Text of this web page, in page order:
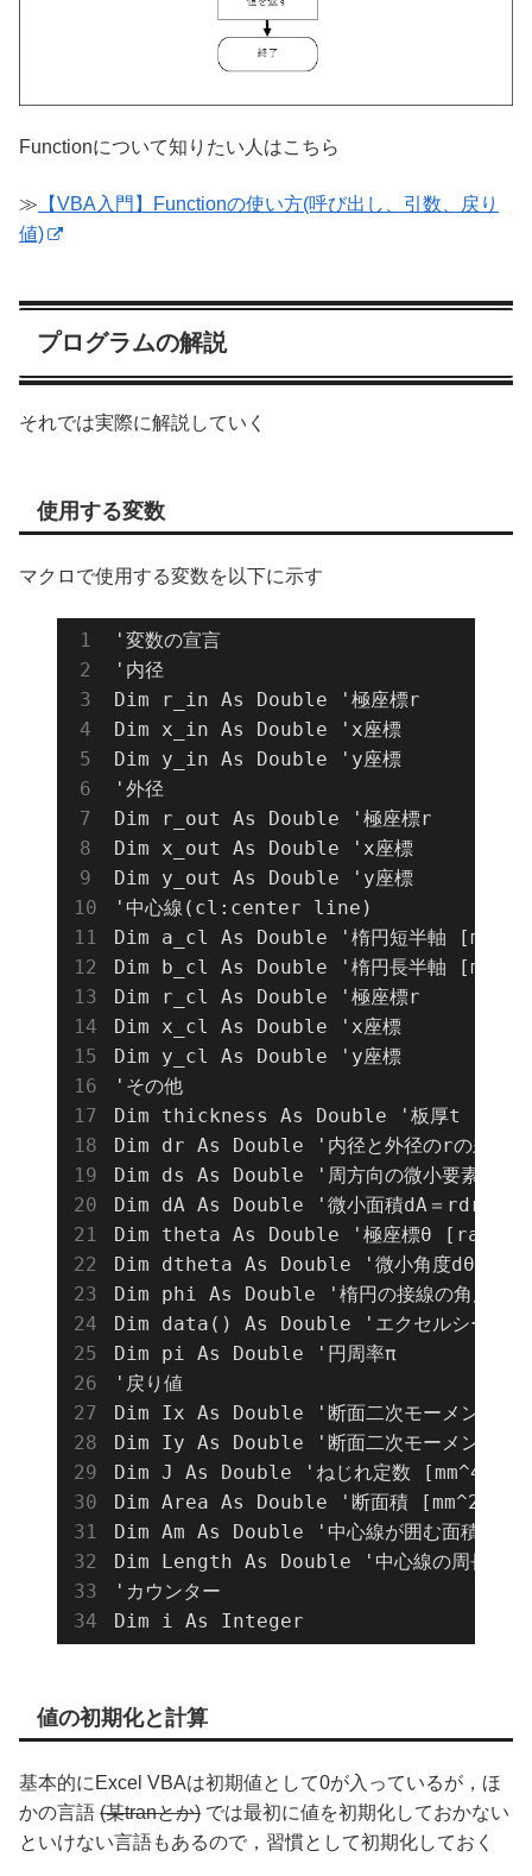
Functionについて知りたい人はこちら
≫ 【VBA入門】Functionの使い方(呼び出し、引数、戻り
値)
プログラムの解説
それでは実際に解説していく
使用する変数
マクロで使用する変数を以下に示す
'変数の宣言
'内径
Dim r_in As Double '極座標r
Dim x_in As Double 'x座標
Dim y_in As Double 'y座標
'外径
Dim r_out As Double '極座標r
Dim x_out As Double 'x座標
Dim y_out As Double 'y座標
'中心線(cl:center line)
Dim a_cl As Double '楕円短半軸 [mm]
Dim b_cl As Double '楕円長半軸 [mm]
Dim r_cl As Double '極座標r
Dim x_cl As Double 'x座標
Dim y_cl As Double 'y座標
'その他
Dim thickness As Double '板厚t [mm]
Dim dr As Double '内径と外径のrの差
Dim ds As Double '周方向の微小要素ds
Dim dA As Double '微小面積dA＝rdrdθ
Dim theta As Double '極座標θ [rad]
Dim dtheta As Double '微小角度dθ
Dim phi As Double '楕円の接線の角度
Dim data() As Double 'エクセルシートに
Dim pi As Double '円周率π
'戻り値
Dim Ix As Double '断面二次モーメント
Dim Iy As Double '断面二次モーメント
Dim J As Double 'ねじれ定数 [mm^4]
Dim Area As Double '断面積 [mm^2]
Dim Am As Double '中心線が囲む面積
Dim Length As Double '中心線の周長
'カウンター
Dim i As Integer
値の初期化と計算
基本的にExcel VBAは初期値として0が入っているが，ほ
かの言語 (某tranとか) では最初に値を初期化しておかない
といけない言語もあるので，習慣として初期化しておく